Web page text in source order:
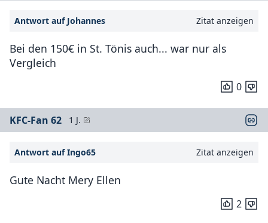
Antwort auf Johannes Zitat anzeigen
Bei den 150€ in St. Tönis auch... war nur als
Vergleich
0
KFC-Fan 62 1 J.
Antwort auf Ingo65 Zitat anzeigen
Gute Nacht Mery Ellen
2